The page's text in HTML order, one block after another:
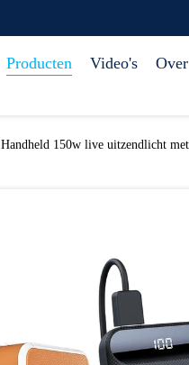
Producten Video's
Handheld 150w live uitzendlicht